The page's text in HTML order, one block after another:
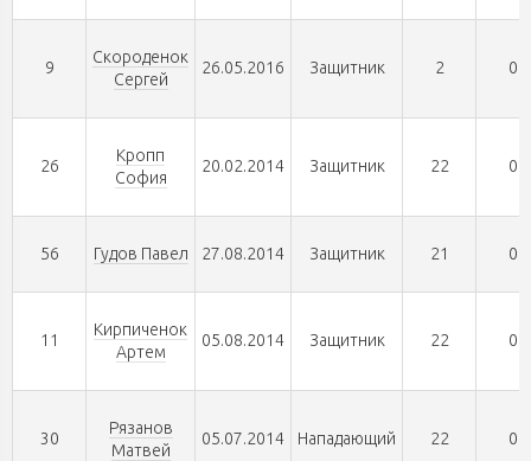
9
Скороденок
Сергей
26.05.2016 Защитник 2 0
26
Кропп
София
20.02.2014 Защитник 22 0
56 Гудов Павел 27.08.2014 Защитник 21 0
11
Кирпиченок
Артем
05.08.2014 Защитник 22 0
30
Рязанов
Матвей
05.07.2014 Нападающий 22 0